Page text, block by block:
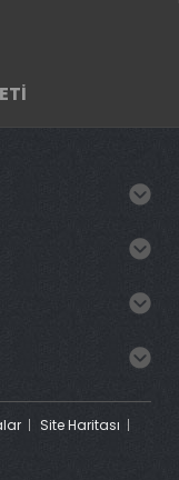
Site Haritası